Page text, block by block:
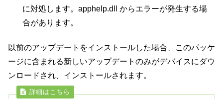
に対処します。apphelp.dll からエラーが発生する場
合があります。
以前のアップデートをインストールした場合、このパッケ
ージに含まれる新しいアップデートのみがデバイスにダウ
ンロードされ、インストールされます。